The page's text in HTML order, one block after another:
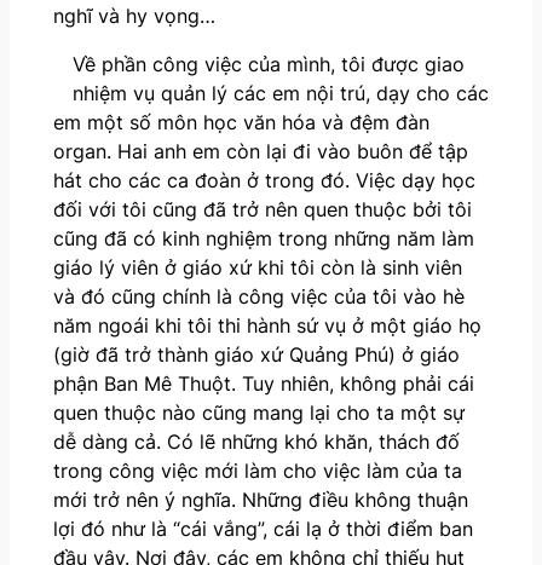
nghĩ và hy vọng…
Về phần công việc của mình, tôi được giao
nhiệm vụ quản lý các em nội trú, dạy cho các
em một số môn học văn hóa và đệm đàn
organ. Hai anh em còn lại đi vào buôn để tập
hát cho các ca đoàn ở trong đó. Việc dạy học
đối với tôi cũng đã trở nên quen thuộc bởi tôi
cũng đã có kinh nghiệm trong những năm làm
giáo lý viên ở giáo xứ khi tôi còn là sinh viên
và đó cũng chính là công việc của tôi vào hè
năm ngoái khi tôi thi hành sứ vụ ở một giáo họ
(giờ đã trở thành giáo xứ Quảng Phú) ở giáo
phận Ban Mê Thuột. Tuy nhiên, không phải cái
quen thuộc nào cũng mang lại cho ta một sự
dễ dàng cả. Có lẽ những khó khăn, thách đố
trong công việc mới làm cho việc làm của ta
mới trở nên ý nghĩa. Những điều không thuận
lợi đó như là “cái vắng”, cái lạ ở thời điểm ban
đầu vậy. Nơi đây, các em không chỉ thiếu hụt